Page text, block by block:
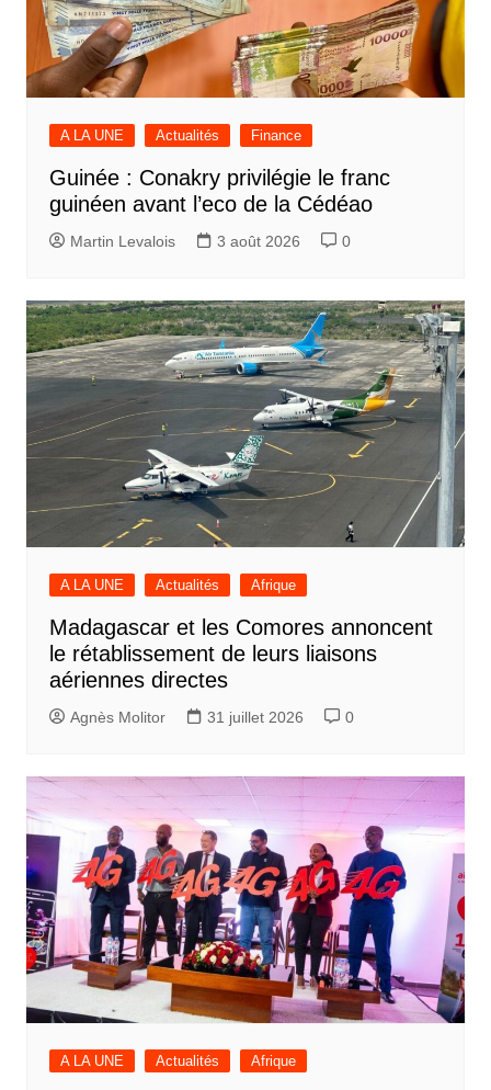
A LA UNE Actualités Finance
Guinée : Conakry privilégie le franc
guinéen avant l’eco de la Cédéao
Martin Levalois 3 août 2026 0
A LA UNE Actualités Afrique
Madagascar et les Comores annoncent
le rétablissement de leurs liaisons
aériennes directes
Agnès Molitor 31 juillet 2026 0
A LA UNE Actualités Afrique